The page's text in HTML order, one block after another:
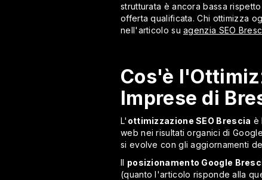
strutturata è ancora bassa
offerta qualificata. Chi ottimizza
nell'articolo suagenzia SEO
Cos'è
Imprese di
L' ottimizzazione SEO Brescia è
web nei risultati organici di
si evolve con gli aggiornamenti
Il posizionamento Google
(quanto l'articolo risponde alla